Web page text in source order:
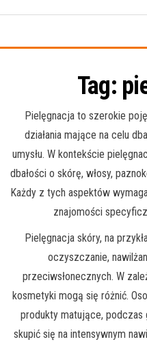
Tag:
Pielęgnacja to szerokie
działania mające na celu
umysłu. W kontekście
dbałości o skórę, włosy,
Każdy z tych aspektów
znajomości
Pielęgnacja skóry, na
oczyszczanie,
przeciwsłonecznych. W
kosmetyki mogą się różnić.
produkty matujące,
skupić się na intensywnym